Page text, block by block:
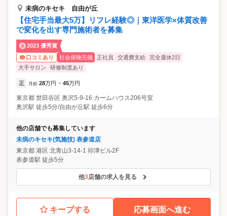
未病のキセキ 自由が丘
【住宅手当最大5万】リフレ経験◎｜東洋医学×体質改善
で変化を出す専門施術者を募集
2023 優秀賞
口コミあり
社会保険完備 正社員 交通費支給
完全週休2日
大手サロン
研修制度あり
正 月給 28万円 ~ 45万円
東京都 世田谷区 奥沢5-9-16 カームハウス206号室
奥沢駅 徒歩5分/自由が丘駅 徒歩6分
他の店舗でも募集しています
未病のキセキ(気施技) 表参道店
東京都 港区 北青山3-14-1 祢津ビル2F
表参道駅 徒歩5分
他3店舗の求人を見る
キープする 応募画面へ進む